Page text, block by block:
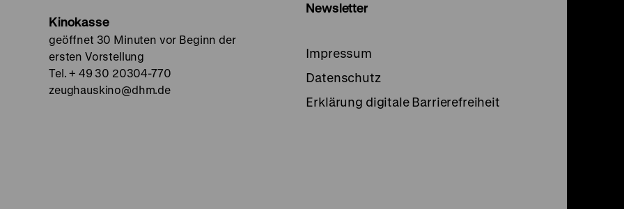
Kinokasse
geöffnet 30 Minuten vor Beginn der
ersten Vorstellung
Tel. + 49 30 20304-770
zeughauskino@dhm.de
Newsletter
Impressum
Datenschutz
Erklärung digitale Barrierefreiheit